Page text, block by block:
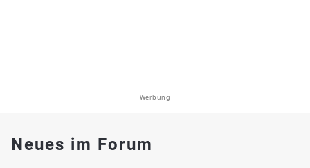
Werbung
Neues im Forum